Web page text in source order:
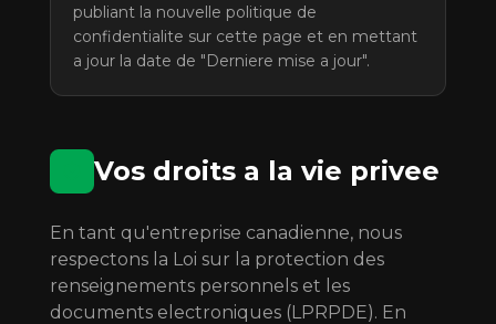
publiant la nouvelle politique de
confidentialite sur cette page et en mettant
a jour la date de "Derniere mise a jour".
Vos droits a la vie privee
En tant qu'entreprise canadienne, nous
respectons la Loi sur la protection des
renseignements personnels et les
documents electroniques (LPRPDE). En